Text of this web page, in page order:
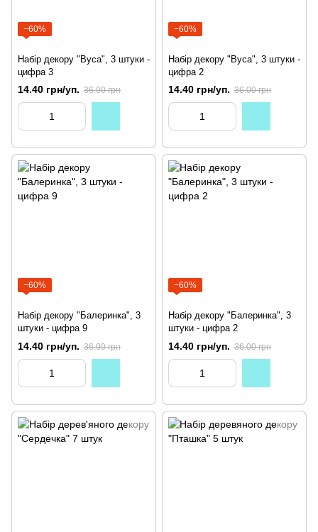
−60%
Набір декору "Вуса", 3 штуки -
цифра 3
14.40 грн/уп. 36.00 грн
−60%
Набір декору "Вуса", 3 штуки -
цифра 2
14.40 грн/уп. 36.00 грн
−60%
Набір декору "Балеринка", 3
штуки - цифра 9
14.40 грн/уп. 36.00 грн
−60%
Набір декору "Балеринка", 3
штуки - цифра 2
14.40 грн/уп. 36.00 грн